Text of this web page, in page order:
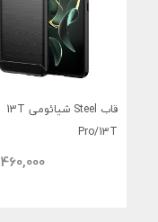
قاب Steel شیائومی 13T
Pro/13T
460,000